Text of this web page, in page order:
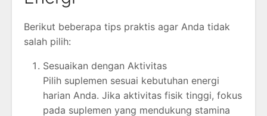
Berikut beberapa tips praktis agar Anda tidak
salah pilih:
Sesuaikan dengan Aktivitas
Pilih suplemen sesuai kebutuhan energi
harian Anda. Jika aktivitas fisik tinggi, fokus
pada suplemen yang mendukung stamina